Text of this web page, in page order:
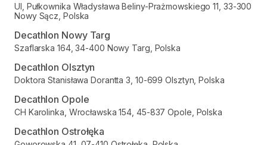
Ul, Pułkownika Władysława Beliny-Prażmowskiego 11, 33-300
Nowy Sącz, Polska
Decathlon Nowy Targ
Szaflarska 164, 34-400 Nowy Targ, Polska
Decathlon Olsztyn
Doktora Stanisława Dorantta 3, 10-699 Olsztyn, Polska
Decathlon Opole
CH Karolinka, Wrocławska 154, 45-837 Opole, Polska
Decathlon Ostrołęka